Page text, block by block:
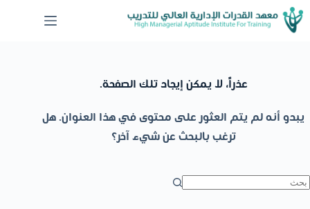
عذراً، لا يمكن إيجاد تلك الصفحة.
يبدو أنه لم يتم العثور على محتوى في هذا العنوان. هل
ترغب بالبحث عن شيء آخر؟